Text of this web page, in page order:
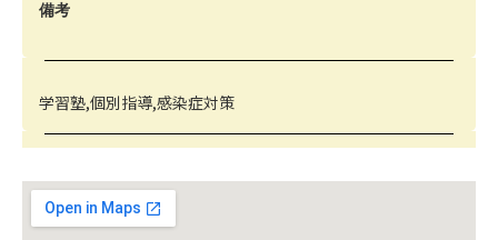
備考
学習塾,個別指導,感染症対策